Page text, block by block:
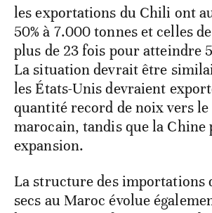
les exportations du Chili ont
50% à 7.000 tonnes et celles
plus de 23 fois pour atteindre
La situation devrait être
les États-Unis devraient
quantité record de noix vers
marocain, tandis que la Chine
expansion.
La structure des importations
secs au Maroc évolue